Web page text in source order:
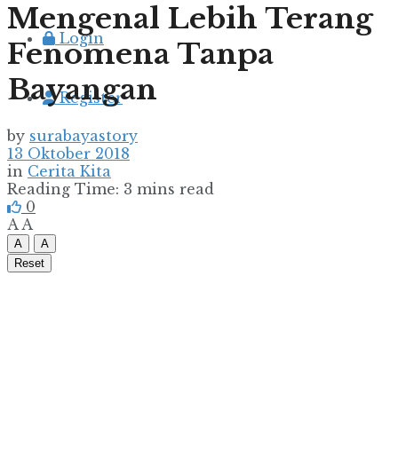
Login
Register
Mengenal Lebih Terang
Fenomena Tanpa
Bayangan
by surabayastory
13 Oktober 2018
in Cerita Kita
Reading Time: 3 mins read
0
A A
A
A
Reset